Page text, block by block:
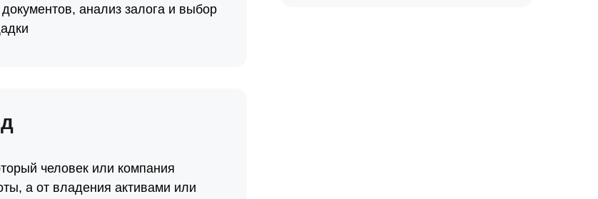
анализ залога и выбор
человек или компания
а от владения активами или